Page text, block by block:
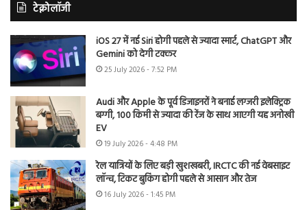
टेक्नोलॉजी
iOS 27 में नई Siri होगी पहले से ज्यादा स्मार्ट, ChatGPT और
Gemini को देगी टक्कर
25 July 2026 - 7:52 PM
Audi और Apple के पूर्व डिजाइनरों ने बनाई लग्जरी इलेक्ट्रिक
बग्गी, 100 किमी से ज्यादा की रेंज के साथ आएगी यह अनोखी
EV
19 July 2026 - 4:48 PM
रेल यात्रियों के लिए बड़ी खुशखबरी, IRCTC की नई वेबसाइट
लॉन्च, टिकट बुकिंग होगी पहले से आसान और तेज
16 July 2026 - 1:45 PM